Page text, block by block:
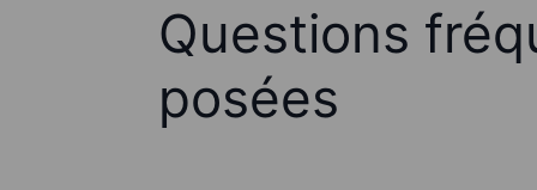
Questions
posées